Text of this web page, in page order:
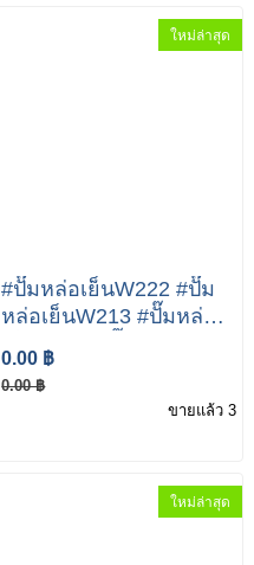
ใหม่ล่าสุด
#ปั๊มหล่อเย็นW222 #ปั๊ม
หล่อเย็นW213 #ปั๊มหล่อ
เย็น258 MERCEDES-
BENZ S W222 LOW
0.00 ฿
0.00 ฿
ขายแล้ว 3
ใหม่ล่าสุด